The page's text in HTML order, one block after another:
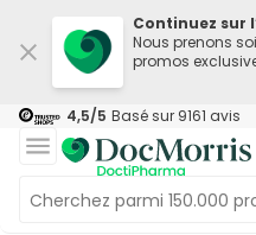
Continuez sur
Nous prenons
promos
4,5/5 Basé sur 9161 avis